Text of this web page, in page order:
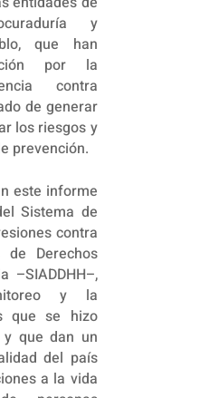
y
que han
por la
contra
de generar
los riesgos y
prevención.
este informe
Sistema de
contra
de Derechos
–SIADDHH–,
y la
que se hizo
que dan un
del país
a la vida